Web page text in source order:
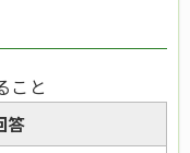
こと
答